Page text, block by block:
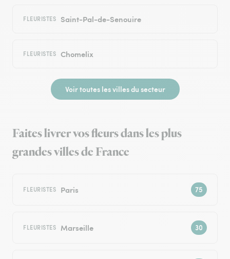
FLEURISTES Saint-Pal-de-Senouire
FLEURISTES Chomelix
Voir toutes les villes du secteur
Faites livrer vos fleurs dans les plus
grandes villes de France
FLEURISTES Paris
FLEURISTES Marseille